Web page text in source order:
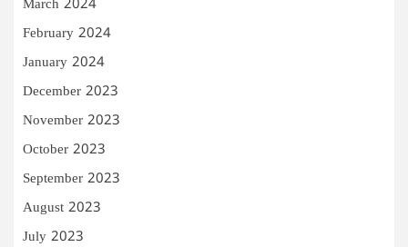
March 2024
February 2024
January 2024
December 2023
November 2023
October 2023
September 2023
August 2023
July 2023